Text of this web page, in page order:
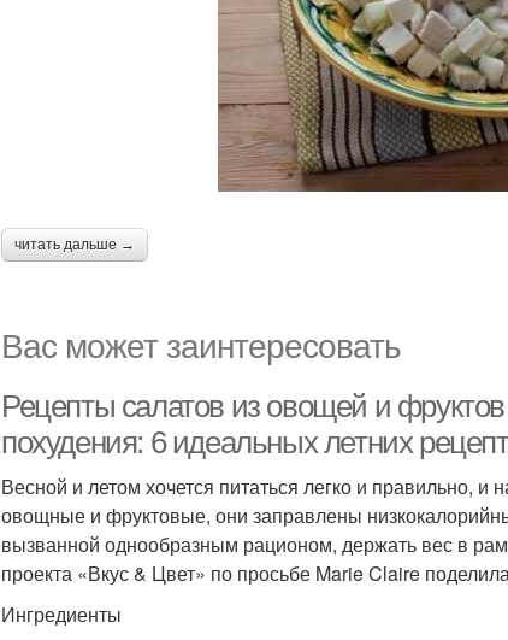
читать дальше →
Вас может заинтересовать
Рецепты салатов из овощей и
похудения: 6 идеальных летних
Весной и летом хочется питаться легко и правильно,
овощные и фруктовые, они заправлены
вызванной однообразным рационом, держать вес в
проекта «Вкус & Цвет» по просьбе Marie Claire
Ингредиенты